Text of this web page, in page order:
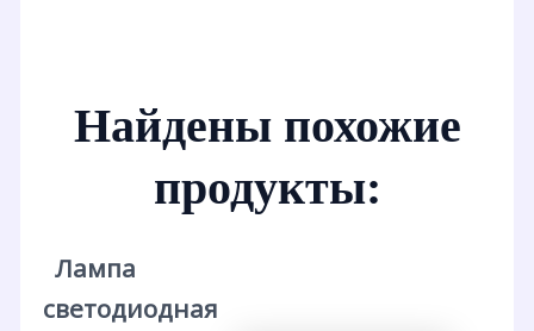
Найдены похожие
продукты:
Лампа
светодиодная